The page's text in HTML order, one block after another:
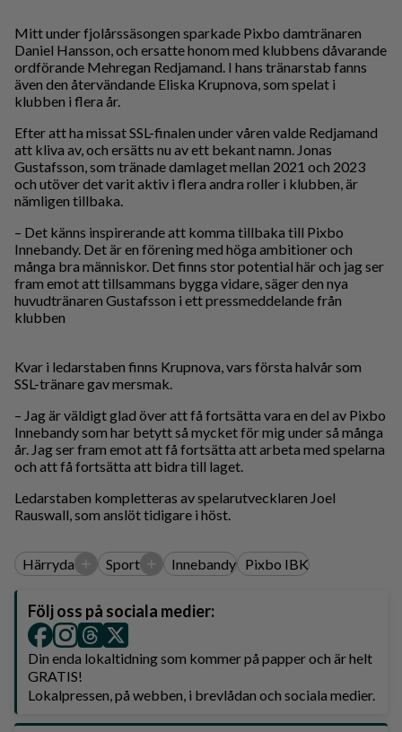
Mitt under fjolårssäsongen sparkade Pixbo damtränaren
Daniel Hansson, och ersatte honom med klubbens dåvarande
ordförande Mehregan Redjamand. I hans tränarstab fanns
även den återvändande Eliska Krupnova, som spelat i
klubben i flera år.
Efter att ha missat SSL-finalen under våren valde Redjamand
att kliva av, och ersätts nu av ett bekant namn. Jonas
Gustafsson, som tränade damlaget mellan 2021 och 2023
och utöver det varit aktiv i flera andra roller i klubben, är
nämligen tillbaka.
– Det känns inspirerande att komma tillbaka till Pixbo
Innebandy. Det är en förening med höga ambitioner och
många bra människor. Det finns stor potential här och jag ser
fram emot att tillsammans bygga vidare, säger den nya
huvudtränaren Gustafsson i ett pressmeddelande från
klubben
Kvar i ledarstaben finns Krupnova, vars första halvår som
SSL-tränare gav mersmak.
– Jag är väldigt glad över att få fortsätta vara en del av Pixbo
Innebandy som har betytt så mycket för mig under så många
år. Jag ser fram emot att få fortsätta att arbeta med spelarna
och att få fortsätta att bidra till laget.
Ledarstaben kompletteras av spelarutvecklaren Joel
Rauswall, som anslöt tidigare i höst.
Härryda + Sport + Innebandy Pixbo IBK
Följ oss på sociala medier:
Din enda lokaltidning som kommer på papper och är helt
GRATIS!
Lokalpressen, på webben, i brevlådan och sociala medier.